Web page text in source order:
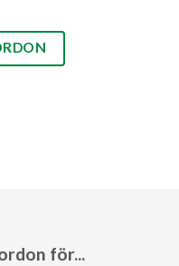
för...